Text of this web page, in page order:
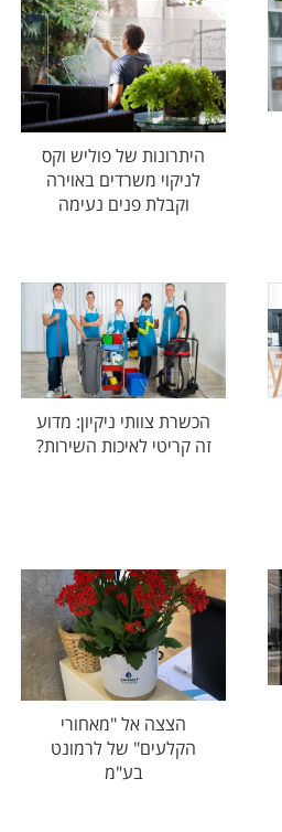
היתרונות של פוליש וקס
לניקוי משרדים באוירה
וקבלת פנים נעימה
הכשרת צוותי ניקיון: מדוע
זה קריטי לאיכות השירות?
הצצה אל "מאחורי
הקלעים" של לרמונט
בע"מ